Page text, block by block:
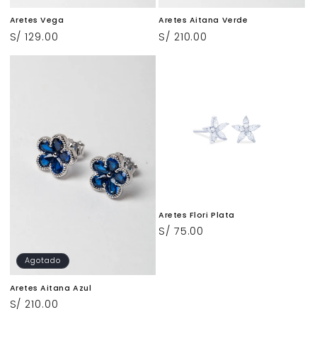
Aretes Vega
Precio
habitual
S/ 129.00
Aretes Aitana Verde
Precio
S/ 210.00
Agotado
Aretes Aitana Azul
Precio
S/ 210.00
Aretes Flori Plata
Precio
S/ 75.00